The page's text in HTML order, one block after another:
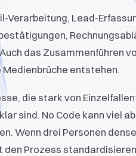
Verarbeitung, Lead-
das Zusammenführen
entstehen.
die stark von
sind. No Code kann viel
Wenn drei Personen
den Prozess